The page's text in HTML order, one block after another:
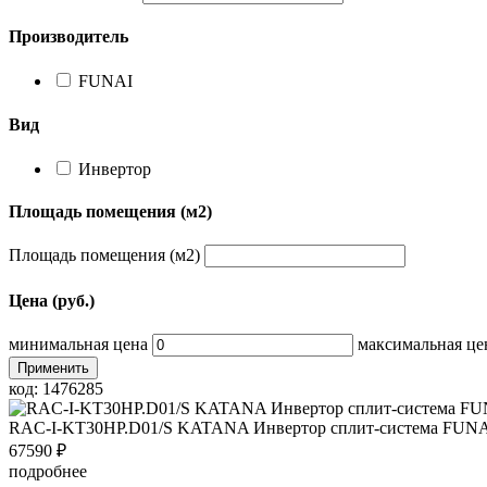
Производитель
FUNAI
Вид
Инвертор
Площадь помещения (м2)
Площадь помещения (м2)
Цена (руб.)
минимальная цена максимальная
Применить
код: 1476285
RAC-I-KT30HP.D01/S KATANA Инвертор сплит-система
67590 ₽
подробнее